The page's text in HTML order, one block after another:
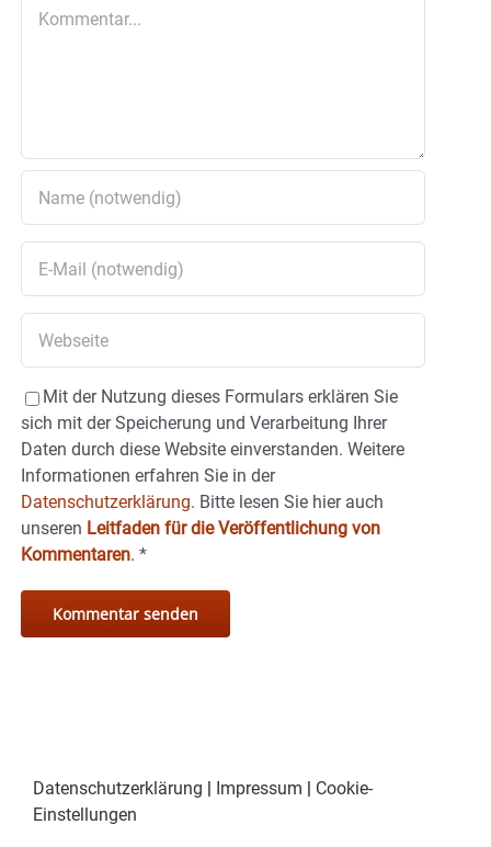
Mit der Nutzung dieses Formulars erklären Sie
sich mit der Speicherung und Verarbeitung Ihrer
Daten durch diese Website einverstanden. Weitere
Informationen erfahren Sie in der
Datenschutzerklärung. Bitte lesen Sie hier auch
unseren Leitfaden für die Veröffentlichung von
Kommentaren. *
Datenschutzerklärung Impressum
Cookie-
Einstellungen